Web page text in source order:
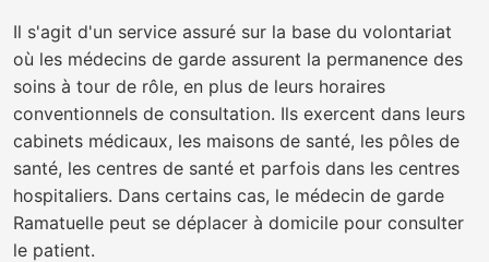
Il s'agit d'un service assuré sur la base du volontariat
où les médecins de garde assurent la permanence des
soins à tour de rôle, en plus de leurs horaires
conventionnels de consultation. Ils exercent dans leurs
cabinets médicaux, les maisons de santé, les pôles de
santé, les centres de santé et parfois dans les centres
hospitaliers. Dans certains cas, le médecin de garde
Ramatuelle peut se déplacer à domicile pour consulter
le patient.